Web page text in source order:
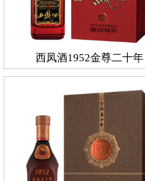
西凤酒1952金尊二十年